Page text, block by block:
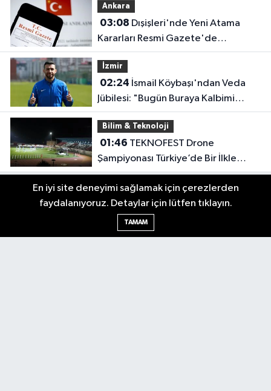
Ankara
03:08
Kararları Resmi Gazete'de
Yayımlandı
İzmir
02:24
Jübilesi: "Bugün Buraya Kalbimi
Gömdüm"
Bilim & Teknoloji
01:46
Şampiyonası Türkiye’de Bir İlkle
Başladı!
En iyi site deneyimi sağlamak için çerezlerden
faydalanıyoruz. Detaylar için lütfen tıklayın.
TAMAM